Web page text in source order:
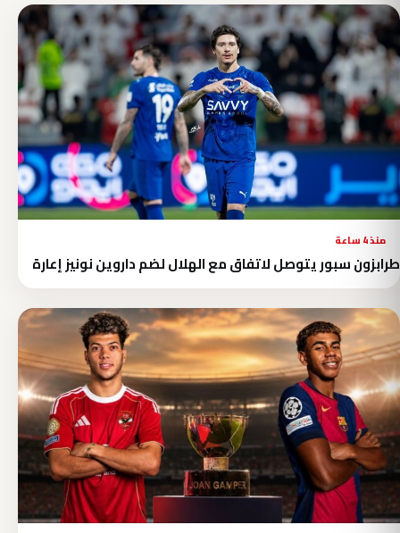
منذ 4 ساعة
طرابزون سبور يتوصل لاتفاق مع الهلال لضم داروين نونيز إعارة